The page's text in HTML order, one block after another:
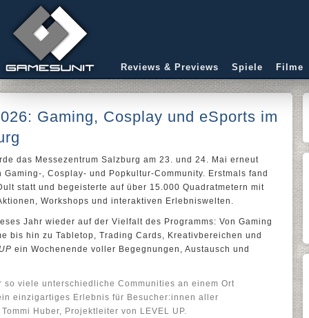
Reviews & Previews Spiele Filme
Gaming, Cosplay und eSports im
das Messezentrum Salzburg am 23. und 24. Mai erneut
, Cosplay- und Popkultur-Community. Erstmals fand
statt und begeisterte auf über 15.000 Quadratmetern mit
Workshops und interaktiven Erlebniswelten.
Jahr wieder auf der Vielfalt des Programms: Von Gaming
bis hin zu Tabletop, Trading Cards, Kreativbereichen und
ein Wochenende voller Begegnungen, Austausch und
so viele unterschiedliche Communities an einem Ort
einzigartiges Erlebnis für Besucher:innen aller
Huber, Projektleiter von LEVEL UP.